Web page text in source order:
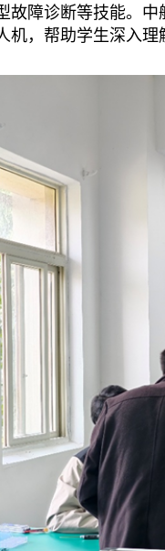
故障诊断等技能。
，帮助学生深入理